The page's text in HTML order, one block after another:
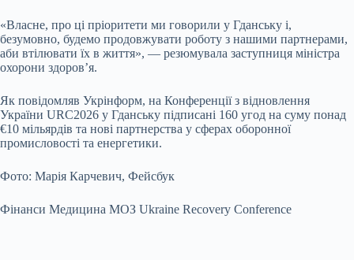
«Власне, про ці пріоритети ми говорили у Гданську і,
безумовно, будемо продовжувати роботу з нашими партнерами,
аби втілювати їх в життя», — резюмувала заступниця міністра
охорони здоров’я.
Як повідомляв Укрінформ, на Конференції з відновлення
України URC2026 у Гданську підписані 160 угод на суму понад
€10 мільярдів та нові партнерства у сферах оборонної
промисловості та енергетики.
Фото: Марія Карчевич, Фейсбук
Фінанси Медицина МОЗ Ukraine Recovery Conference